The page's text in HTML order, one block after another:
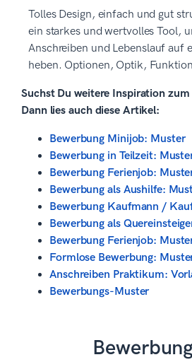
Tolles Design, einfach und gut
ein starkes und wertvolles Tool,
Anschreiben und Lebenslauf auf
heben. Optionen, Optik,
Suchst Du weitere Inspiration zum
Dann lies auch diese Artikel:
Bewerbung Minijob: Muster
Bewerbung in Teilzeit:
Bewerbung Ferienjob:
Bewerbung als Aushilfe:
Bewerbung Kaufmann /
Bewerbung als
Bewerbung Ferienjob:
Formlose Bewerbung:
Anschreiben Praktikum:
Bewerbungs-Muster